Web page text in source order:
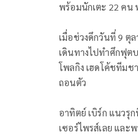
พร้อมนักเตะ 22 คน
เมื่อช่วงดึกวันที่ 9 ตุ
เดินทางไปทำศึกฟุต
โพลกิง เฮดโค้ชทีมช
ถอนตัว
อาทิตย์ เบิร์ก แนวรุ
เซอร์ไพรส์เลย แล